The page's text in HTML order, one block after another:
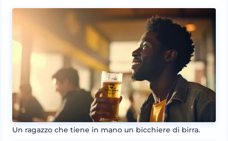
Un ragazzo che tiene in mano un bicchiere di birra.